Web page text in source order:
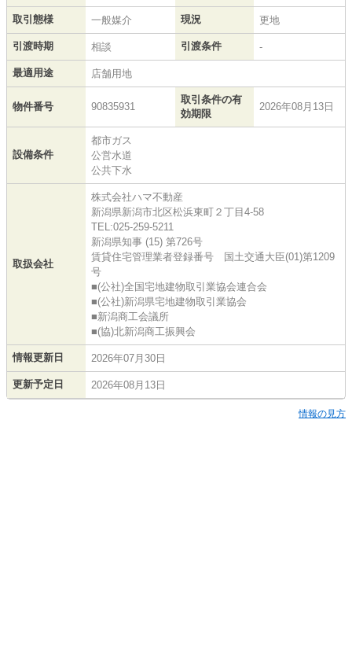
取引態様 一般媒介 現況 更地
引渡時期 相談 引渡条件 -
最適用途 店舗用地
物件番号 90835931
取引条件の有
効期限
2026年08月13日
設備条件
都市ガス
公営水道
公共下水
取扱会社
株式会社ハマ不動産
新潟県新潟市北区松浜東町２丁目4-58
TEL:025-259-5211
新潟県知事 (15) 第726号
賃貸住宅管理業者登録番号 国土交通大臣(01)第1209
号
■(公社)全国宅地建物取引業協会連合会
■(公社)新潟県宅地建物取引業協会
■新潟商工会議所
■(協)北新潟商工振興会
情報更新日 2026年07月30日
更新予定日 2026年08月13日
情報の見方